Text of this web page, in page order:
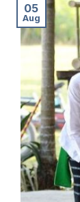
05
Aug